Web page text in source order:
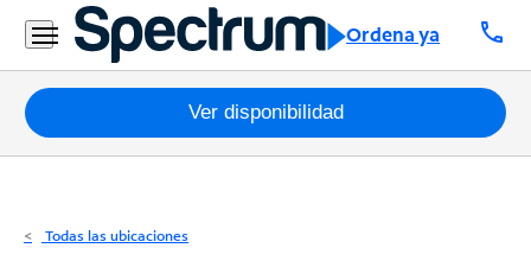
Ordena ya call
Residencial
Business
Paquetes
Internet
Ver disponibilidad
Todas las ubicaciones